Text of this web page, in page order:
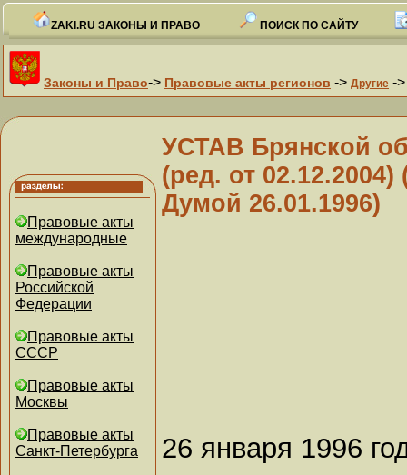
ZAKI.RU ЗАКОНЫ И ПРАВО ПОИСК ПО САЙТУ
Законы и Право-> Правовые акты регионов -> Другие -
Правовые акты
международные
Правовые акты
Российской
Федерации
Правовые акты
СССР
Правовые акты
Москвы
Правовые акты
Санкт-Петербурга
УСТАВ Брянской
(ред. от
Думой 26.01.1996)
26 января 1996